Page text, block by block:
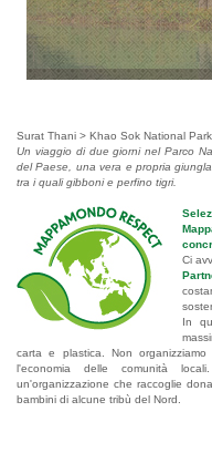
Surat Thani > Khao Sok National
Un viaggio di due giorni nel Parco
del Paese, una vera e propria
tra i quali gibboni e perfino tigri.
Ci
In
carta e plastica. Non
l'economia delle comunità
un'organizzazione che raccoglie
bambini di alcune tribù del Nord.